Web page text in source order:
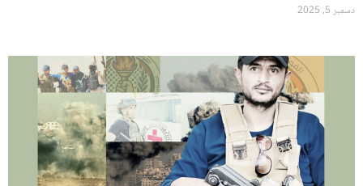
دسمبر 5, 2025